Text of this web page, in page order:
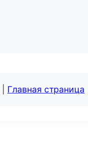
Главная страница